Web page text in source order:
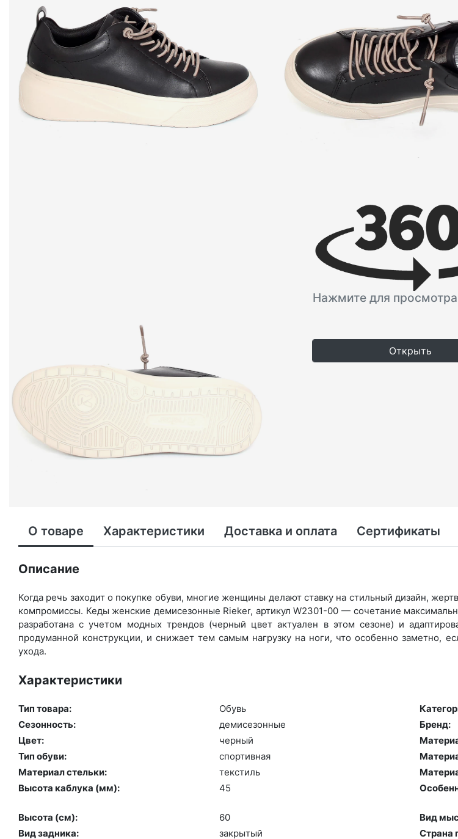
Нажмите для
Открыть
О товаре Характеристики Доставка и оплата Сертификаты
Описание
Когда речь заходит о покупке обуви, многие женщины делают ставку на стильный дизайн,
компромиссы. Кеды женские демисезонные Rieker, артикул W2301-00 — сочетание
разработана с учетом модных трендов (чер­ный цвет актуален в этом сезоне) и
продуманной конструкции, и снижает тем самым нагрузку на ноги, что особенно заметно,
ухода.
Характеристики
Тип товара: Обувь
Сезонность:
де­мисе­зон­ные Бренд:
Цвет:
чер­ный
Тип обуви:
спор­тивная
Материал стельки:
текс­тиль
Высота каблука (мм):
45
Высота (cм):
60 Вид
Вид задника:
зак­ры­тый Страна